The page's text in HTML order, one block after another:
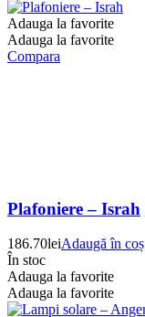
Adauga la favorite
Adauga la favorite
Compara
Plafoniere – Israh
186.70leiAdaugă în coș
În stoc
Adauga la favorite
Adauga la favorite